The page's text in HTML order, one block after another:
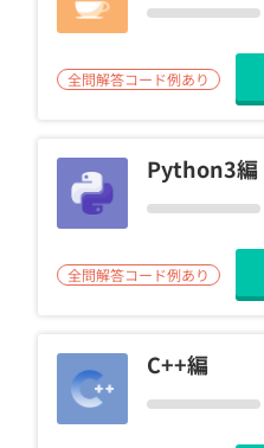
全問解答コード例あり
Python3編
全問解答コード例あり
C++編